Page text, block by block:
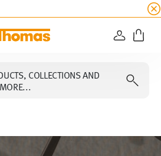
all
LOGIN
COLLECTIONS AND
MORE...